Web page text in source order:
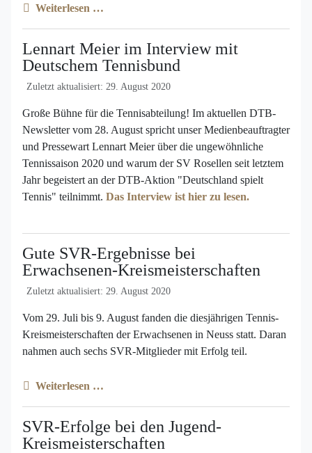
Weiterlesen …
Lennart Meier im Interview mit
Deutschem Tennisbund
Zuletzt aktualisiert: 29. August 2020
Große Bühne für die Tennisabteilung! Im aktuellen DTB-
Newsletter vom 28. August spricht unser Medienbeauftragter
und Pressewart Lennart Meier über die ungewöhnliche
Tennissaison 2020 und warum der SV Rosellen seit letztem
Jahr begeistert an der DTB-Aktion "Deutschland spielt
Tennis" teilnimmt. Das Interview ist hier zu lesen.
Gute SVR-Ergebnisse bei
Erwachsenen-Kreismeisterschaften
Zuletzt aktualisiert: 29. August 2020
Vom 29. Juli bis 9. August fanden die diesjährigen Tennis-
Kreismeisterschaften der Erwachsenen in Neuss statt. Daran
nahmen auch sechs SVR-Mitglieder mit Erfolg teil.
Weiterlesen …
SVR-Erfolge bei den Jugend-
Kreismeisterschaften